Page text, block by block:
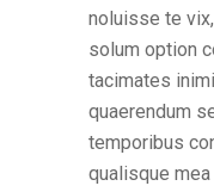
noluisse te
solum option
tacimates
quaerendum
temporibus
qualisque